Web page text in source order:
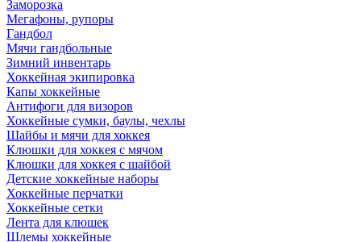
Заморозка
Мегафоны, рупоры
Гандбол
Мячи гандбольные
Зимний инвентарь
Хоккейная экипировка
Капы хоккейные
Антифоги для визоров
Хоккейные сумки, баулы, чехлы
Шайбы и мячи для хоккея
Клюшки для хоккея с мячом
Клюшки для хоккея с шайбой
Детские хоккейные наборы
Хоккейные перчатки
Хоккейные сетки
Лента для клюшек
Шлемы хоккейные